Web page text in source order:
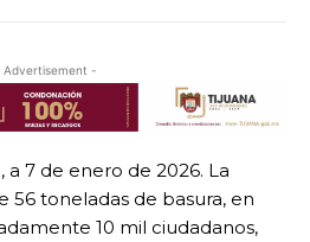
Advertisement -
a 7 de enero de 2026. La
56 toneladas de basura, en
10 mil ciudadanos,